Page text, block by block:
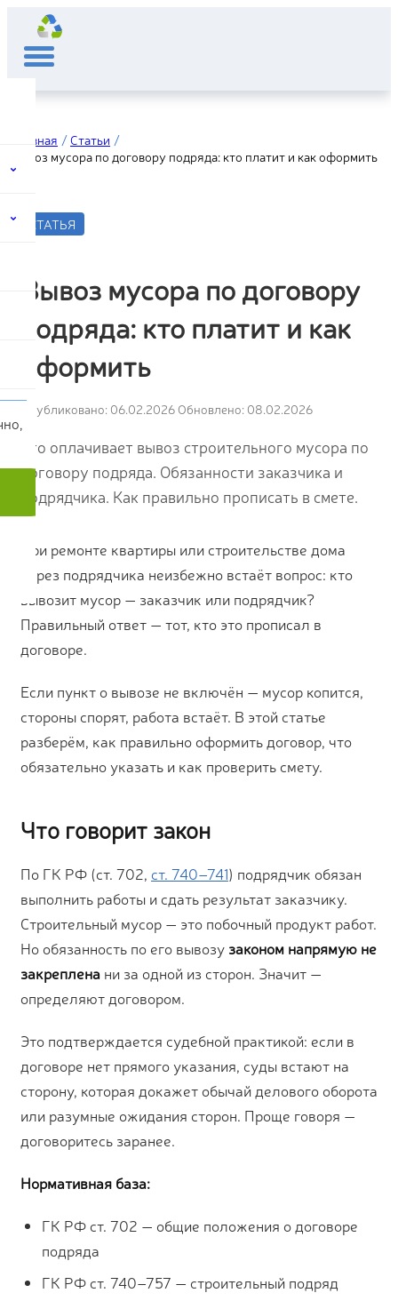
Главная
Статьи
Вывоз мусора по договору подряда: кто платит и как оформить
СТАТЬЯ
Вывоз мусора по договору
подряда: кто платит и как
оформить
Опубликовано: 06.02.2026 Обновлено: 08.02.2026
Кто оплачивает вывоз строительного мусора по
договору подряда. Обязанности заказчика и
подрядчика. Как правильно прописать в смете.
При ремонте квартиры или строительстве дома
через подрядчика неизбежно встаёт вопрос: кто
вывозит мусор — заказчик или подрядчик?
Правильный ответ — тот, кто это прописал в
договоре.
Если пункт о вывозе не включён — мусор копится,
стороны спорят, работа встаёт. В этой статье
разберём, как правильно оформить договор, что
обязательно указать и как проверить смету.
Что говорит закон
По ГК РФ (ст. 702, ст. 740–741) подрядчик обязан
выполнить работы и сдать результат заказчику.
Строительный мусор — это побочный продукт работ.
Но обязанность по его вывозу законом напрямую не
закреплена ни за одной из сторон. Значит —
определяют договором.
Это подтверждается судебной практикой: если в
договоре нет прямого указания, суды встают на
сторону, которая докажет обычай делового оборота
или разумные ожидания сторон. Проще говоря —
договоритесь заранее.
Нормативная база:
ГК РФ ст. 702 — общие положения о договоре
подряда
ГК РФ ст. 740–757 — строительный подряд